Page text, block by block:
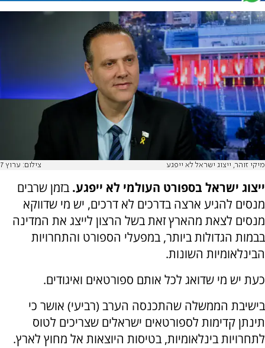
מיקי זוהר, ייצוג ישראל לא ייפגע צילום: ערוץ 7
ייצוג ישראל בספורט העולמי לא ייפגע. בזמן שרבים
מנסים להגיע ארצה בדרכים לא דרכים, יש מי שדווקא
מנסים לצאת מהארץ זאת בשל הרצון לייצג את המדינה
בבמות הגדולות ביותר, במפעלי הספורט והתחרויות
הבינלאומיות השונות.
כעת יש מי שדואג לכל אותם ספורטאים ואיגודים.
בישיבת הממשלה שהתכנסה הערב (רביעי) אושר כי
תינתן קדימות לספורטאים ישראלים שצריכים לטוס
לתחרויות בינלאומיות, בטיסות היוצאות אל מחוץ לארץ.